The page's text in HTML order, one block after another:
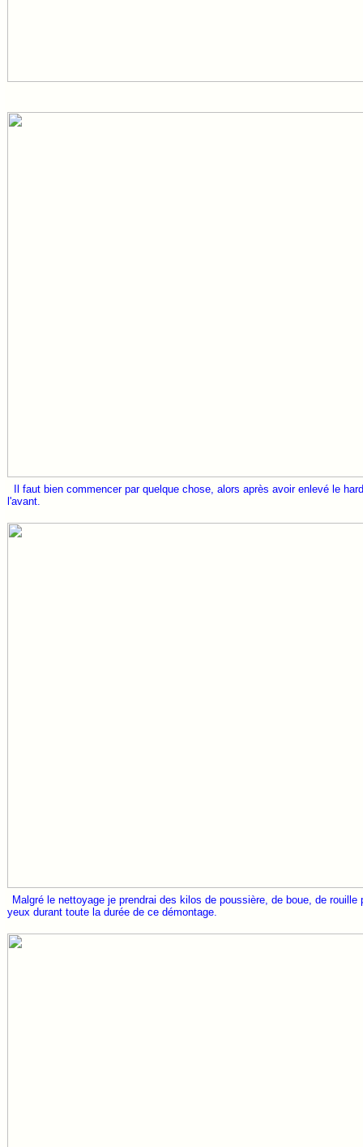
Il faut bien commencer par quelque chose, alors après avoir enlevé le
l'avant.
Malgré le nettoyage je prendrai des kilos de poussière, de boue, de
yeux durant toute la durée de ce démontage.